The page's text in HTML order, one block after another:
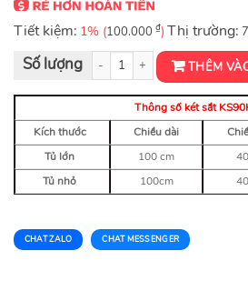
Tiết kiệm: 1% (100.000 ₫) Thị trường:
Cụm tủ hồ sơ AP2000-3C số lượngTHÊM
Thông số két sắt
Kích thước
Chiều dài
Tủ lớn
100 cm
Tủ nhỏ
100cm
CHAT ZALO CHAT MESSENGER